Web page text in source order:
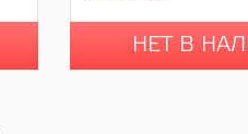
НЕТ В